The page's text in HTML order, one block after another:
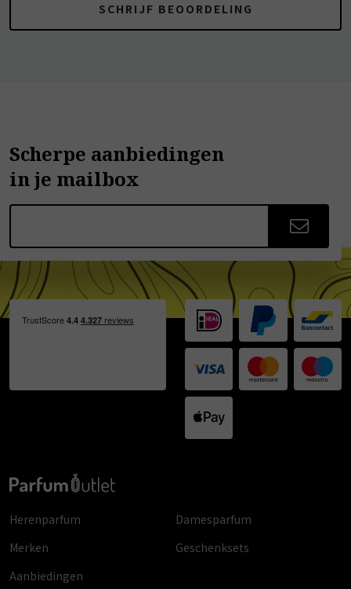
SCHRIJF BEOORDELING
Scherpe aanbiedingen
in je mailbox
Herenparfum
Damesparfum
Merken
Geschenksets
Aanbiedingen